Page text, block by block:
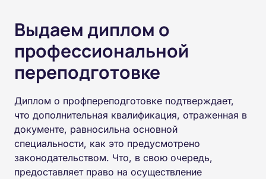
Выдаем диплом о
профессиональной
переподготовке
Диплом о профпереподготовке подтверждает,
что дополнительная квалификация, отраженная в
документе, равносильна основной
специальности, как это предусмотрено
законодательством. Что, в свою очередь,
предоставляет право на осуществление